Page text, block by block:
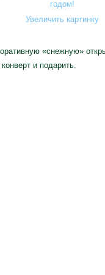
Увеличить картинку
«снежную»
и подарить.